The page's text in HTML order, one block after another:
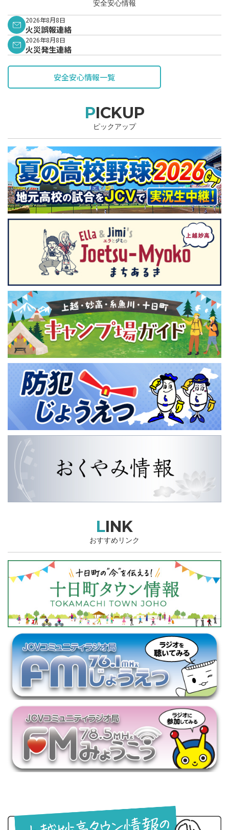
安全安心情報
2026年8月8日
火災誤報連絡
2026年8月8日
火災発生連絡
安全安心情報一覧
PICKUP
ピックアップ
LINK
おすすめリンク